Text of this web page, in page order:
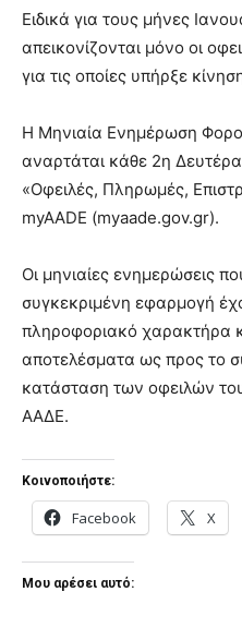
Ειδικά για τους μήνες
απεικονίζονται μόνο οι
για τις οποίες υπήρξε
Η Μηνιαία Ενημέρωση
αναρτάται κάθε 2η
«Οφειλές, Πληρωμές,
myAADE (myaade.gov.gr).
Οι μηνιαίες ενημερώσεις
συγκεκριμένη εφαρμογή
πληροφοριακό χαρακτήρα
αποτελέσματα ως προς το
κατάσταση των οφειλών
ΑΑΔΕ.
Κοινοποιήστε:
Facebook X
Μου αρέσει αυτό: